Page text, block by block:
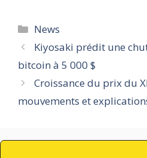
Catégories
News
Kiyosaki prédit une
bitcoin à 5 000 $
Croissance du prix du
mouvements et